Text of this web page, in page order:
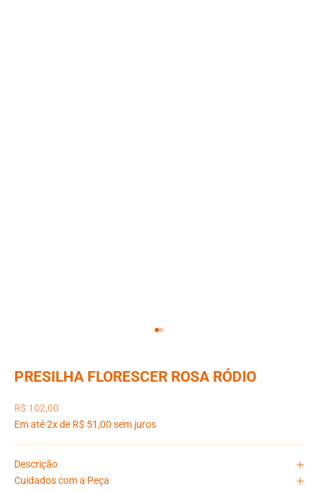
Ir para item 1
Ir para item 2
PRESILHA FLORESCER ROSA RÓDIO
Preço promocional
R$ 102,00
Em até 2x de R$ 51,00 sem juros
Descrição
Cuidados com a Peça